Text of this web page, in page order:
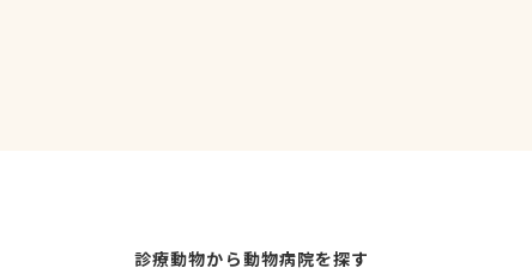
診療動物から動物病院を探す